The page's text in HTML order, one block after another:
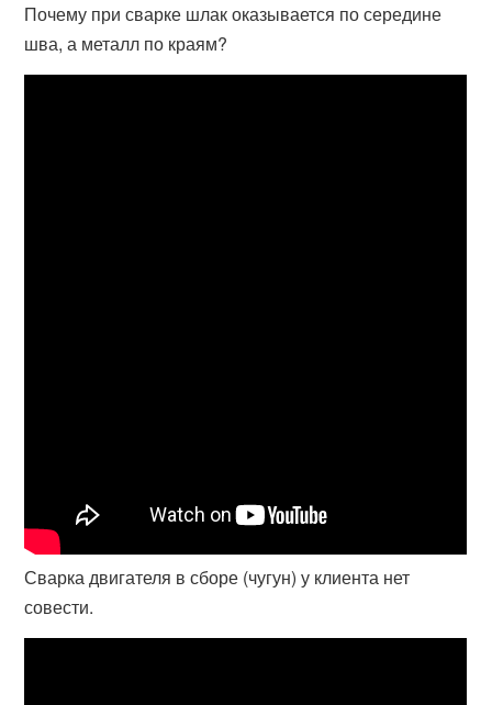
Почему при сварке шлак оказывается по середине
шва, а металл по краям?
Сварка двигателя в сборе (чугун) у клиента нет
совести.